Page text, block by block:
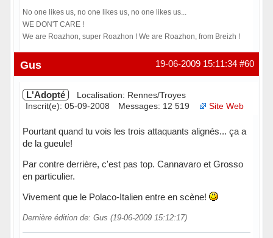
No one likes us, no one likes us, no one likes us...
WE DON'T CARE !
We are Roazhon, super Roazhon ! We are Roazhon, from Breizh !
Hors ligne #60
19-06-2009 15:11:34
Gus
L'Adopté
Localisation: Rennes/Troyes
Inscrit(e): 05-09-2008
Messages: 12 519 Site Web
Pourtant quand tu vois les trois attaquants alignés... ça a
de la gueule!
Par contre derrière, c'est pas top. Cannavaro et Grosso
en particulier.
Vivement que le Polaco-Italien entre en scène!
Dernière édition de: Gus (19-06-2009 15:12:17)